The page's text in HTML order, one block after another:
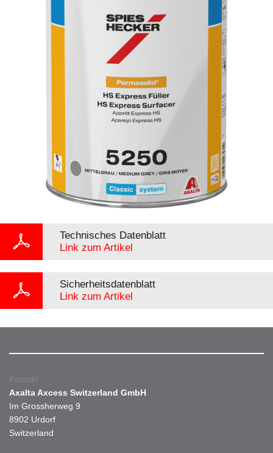
Technisches Datenblatt
Link zum Artikel
Sicherheitsdatenblatt
Link zum Artikel
Kontakt
Axalta Axcess Switzerland GmbH
Im Grossherweg 9
8902 Urdorf
Switzerland